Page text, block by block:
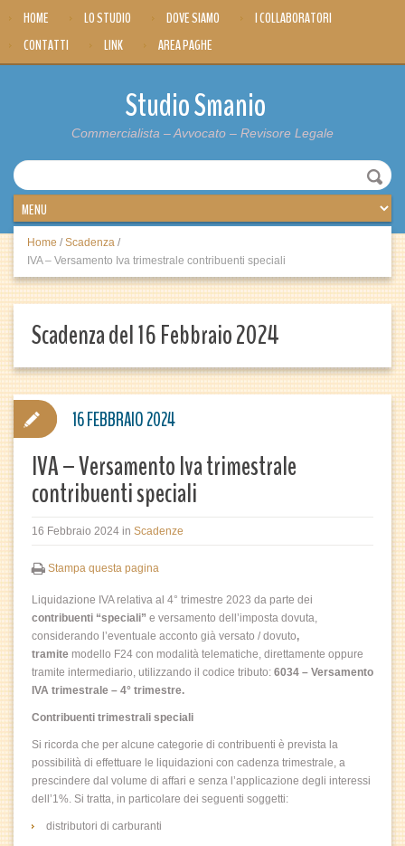
HOME LO STUDIO DOVE SIAMO
I COLLABORATORI
CONTATTI
LINK AREA PAGHE
Studio Smanio
Commercialista – Avvocato – Revisore Legale
Home / Scadenza /
IVA – Versamento Iva trimestrale contribuenti speciali
Scadenza del 16 Febbraio 2024
IVA – Versamento Iva trimestrale
contribuenti speciali
16 Febbraio 2024 in Scadenze
Stampa questa pagina
Liquidazione IVA relativa al 4° trimestre 2023 da parte dei
contribuenti “speciali” e versamento dell’imposta dovuta,
considerando l’eventuale acconto già versato / dovuto,
tramite modello F24 con modalità telematiche, direttamente oppure
tramite intermediario, utilizzando il codice tributo: 6034 – Versamento
IVA trimestrale – 4° trimestre.
Contribuenti trimestrali speciali
Si ricorda che per alcune categorie di contribuenti è prevista la
possibilità di effettuare le liquidazioni con cadenza trimestrale, a
prescindere dal volume di affari e senza l’applicazione degli interessi
dell’1%. Si tratta, in particolare dei seguenti soggetti:
distributori di carburanti
16 FEBBRAIO 2024